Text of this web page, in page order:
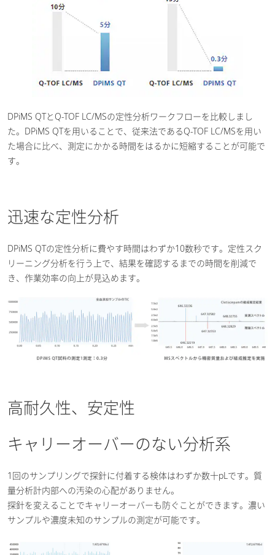
DPiMS QTとQ-TOF LC/MSの定性分析ワークフローを比較しまし
た。DPiMS QTを用いることで、従来法であるQ-TOF LC/MSを用い
た場合に比べ、測定にかかる時間をはるかに短縮することが可能で
す。
迅速な定性分析
DPiMS QTの定性分析に費やす時間はわずか10数秒です。定性スク
リーニング分析を行う上で、結果を確認するまでの時間を削減で
き、作業効率の向上が見込めます。
高耐久性、安定性
キャリーオーバーのない分析系
1回のサンプリングで探針に付着する検体はわずか数十pLです。質
量分析計内部への汚染の心配がありません。
探針を変えることでキャリーオーバーも防ぐことができます。濃い
サンプルや濃度未知のサンプルの測定が可能です。